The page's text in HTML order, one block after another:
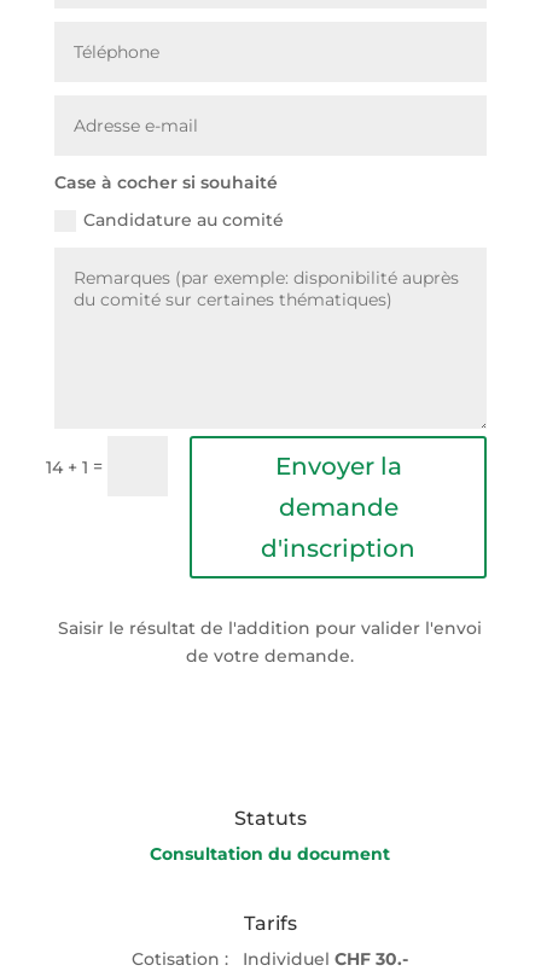
Case à cocher si souhaité
Candidature au comité
14 + 1 =
Envoyer la
demande
d'inscription
Saisir le résultat de l'addition pour valider l'envoi
de votre demande.
Statuts
Consultation du document
Tarifs
Cotisation : IndividuelCHF 30.-